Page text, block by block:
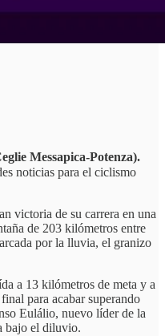
Messapica-Potenza).
noticias para el ciclismo
victoria de su carrera en una
de 203 kilómetros entre
por la lluvia, el granizo
a 13 kilómetros de meta y a
para acabar superando
Eulálio, nuevo líder de la
bajo el diluvio.